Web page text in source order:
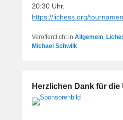
20:30 Uhr.
https://lichess.org/
Veröffentlicht in Allgemein,
Michael Schwilk.
Herzlichen Dank für